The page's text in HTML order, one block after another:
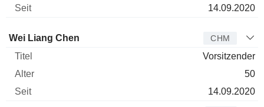
14.09.2020
Verwaltungsratsmitglied
Wei Liang Chen CHM
Vorsitzender
50
14.09.2020